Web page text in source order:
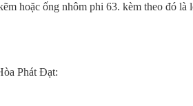
hoặc ống nhôm phi 63. kèm theo đó là
Phát Đạt: